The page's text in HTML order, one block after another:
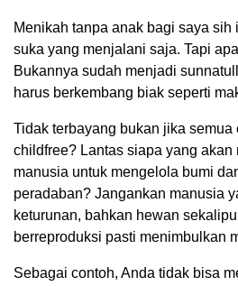
Menikah tanpa anak bagi saya
suka yang menjalani saja. Tapi
Bukannya sudah menjadi
harus berkembang biak seperti
Tidak terbayang bukan jika semua
childfree? Lantas siapa yang akan
manusia untuk mengelola bumi
peradaban? Jangankan manusia
keturunan, bahkan hewan
berreproduksi pasti menimbulkan
Sebagai contoh, Anda tidak bisa